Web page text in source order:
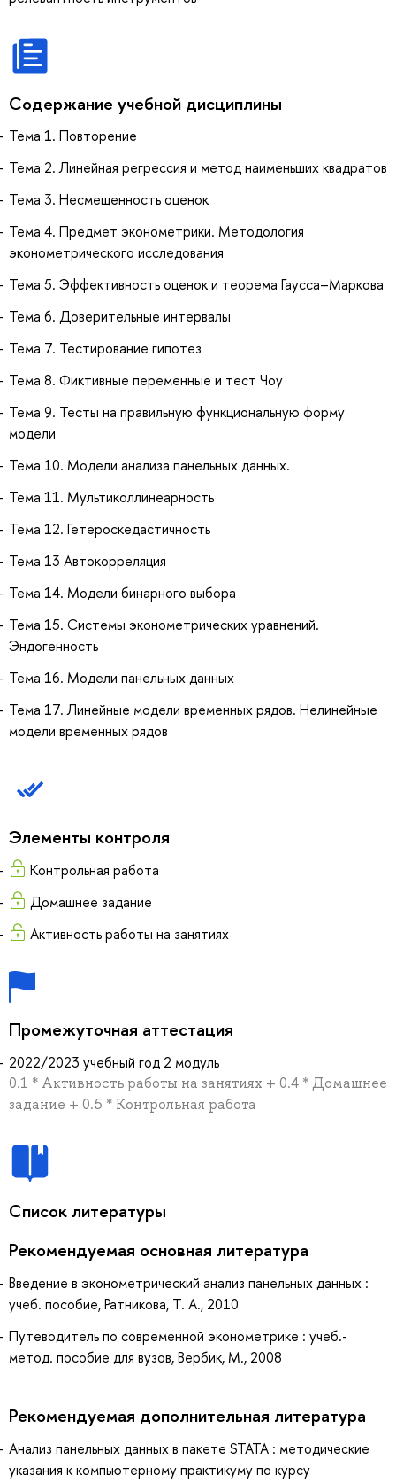
Содержание учебной дисциплины
Тема 1. Повторение
Тема 2. Линейная регрессия и метод наименьших квадратов
Тема 3. Несмещенность оценок
Тема 4. Предмет эконометрики. Методология
эконометрического исследования
Тема 5. Эффективность оценок и теорема Гаусса–Маркова
Тема 6. Доверительные интервалы
Тема 7. Тестирование гипотез
Тема 8. Фиктивные переменные и тест Чоу
Тема 9. Тесты на правильную функциональную форму
модели
Тема 10. Модели анализа панельных данных.
Тема 11. Мультиколлинеарность
Тема 12. Гетероскедастичность
Тема 13 Автокорреляция
Тема 14. Модели бинарного выбора
Тема 15. Системы эконометрических уравнений.
Эндогенность
Тема 16. Модели панельных данных
Тема 17. Линейные модели временных рядов. Нелинейные
модели временных рядов
Элементы контроля
Контрольная работа
Домашнее задание
Активность работы на занятиях
Промежуточная аттестация
2022/2023 учебный год 2 модуль
0.1 * Активность работы на занятиях + 0.4 * Домашнее
задание + 0.5 * Контрольная работа
Список литературы
Рекомендуемая основная литература
Введение в эконометрический анализ панельных данных :
учеб. пособие, Ратникова, Т. А., 2010
Путеводитель по современной эконометрике : учеб.-
метод. пособие для вузов, Вербик, М., 2008
Рекомендуемая дополнительная литература
Анализ панельных данных в пакете STATA : методические
указания к компьютерному практикуму по курсу